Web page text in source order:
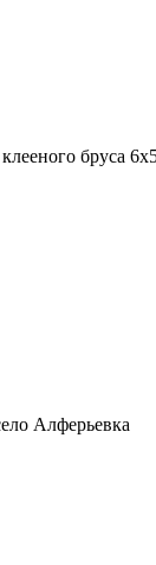
бруса
Алферьевка